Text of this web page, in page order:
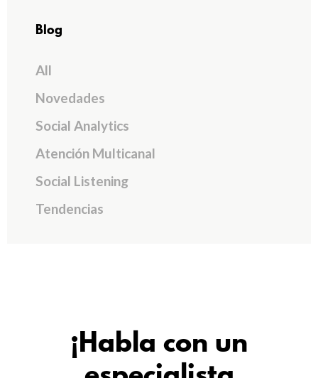
Blog
All
Novedades
Social Analytics
Atención Multicanal
Social Listening
Tendencias
¡Habla con un